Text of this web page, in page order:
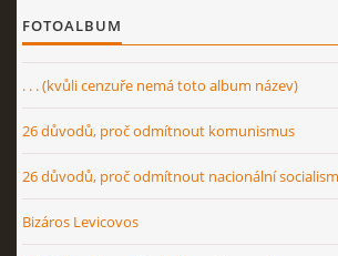
FOTOALBUM
. . . (kvůli cenzuře nemá toto album název)
26 důvodů, proč odmítnout komunismus
26 důvodů, proč odmítnout nacionální
Bizáros Levicovos